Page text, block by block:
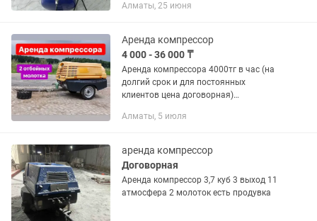
Алматы, 25 июня
Аренда компрессор
4 000 - 36 000 ₸
Аренда компрессора 4000тг в час (на
долгий срок и для постоянных
клиентов цена договорная)
компрессоров для разрушения,
работ и...
Алматы, 5 июля
аренда компрессор
Договорная
Аренда компрессор 3,7 куб 3 выход 11
атмосфера 2 молоток есть продувка